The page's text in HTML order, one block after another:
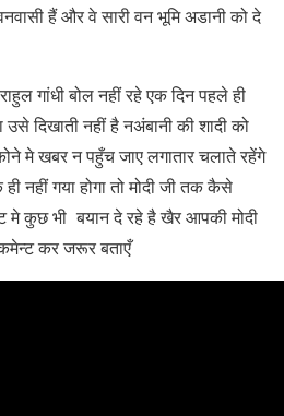
हैं और वे सारी वन भूमि अडानी को दे
गांधी बोल नहीं रहे एक दिन पहले ही
उसे दिखाती नहीं है नअंबानी की शादी को
मे खबर न पहुँच जाए लगातार चलाते रहेंगे
नहीं गया होगा तो मोदी जी तक कैसे
मे कुछ भी बयान दे रहे है खैर आपकी मोदी
कर जरूर बताएँ